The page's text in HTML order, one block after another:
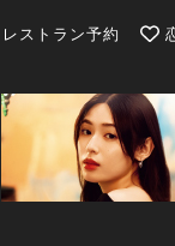
カレンダー | 最新
レストラン予約